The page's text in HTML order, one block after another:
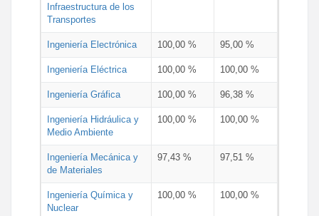
Infraestructura de los
Transportes
Ingeniería Electrónica 100,00 % 95,00 %
Ingeniería Eléctrica 100,00 % 100,00 %
Ingeniería Gráfica 100,00 % 96,38 %
Ingeniería Hidráulica y
Medio Ambiente
100,00 % 100,00 %
Ingeniería Mecánica y
de Materiales
97,43 % 97,51 %
Ingeniería Química y
Nuclear
100,00 % 100,00 %